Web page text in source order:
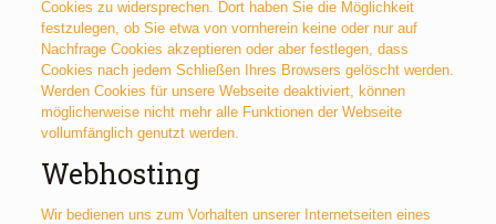
Cookies zu widersprechen. Dort haben Sie die Möglichkeit
festzulegen, ob Sie etwa von vornherein keine oder nur auf
Nachfrage Cookies akzeptieren oder aber festlegen, dass
Cookies nach jedem Schließen Ihres Browsers gelöscht werden.
Werden Cookies für unsere Webseite deaktiviert, können
möglicherweise nicht mehr alle Funktionen der Webseite
vollumfänglich genutzt werden.
Webhosting
Wir bedienen uns zum Vorhalten unserer Internetseiten eines